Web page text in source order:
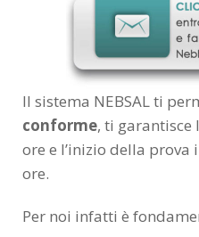
Il sistema NEBSAL ti
conforme, ti garantisce
ore e l’inizio della
ore.
Per noi infatti è